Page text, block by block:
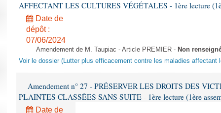
AFFECTANT LES CULTURES VÉGÉTALES - 1ère lecture
Date de
dépôt :
07/06/2024
Amendement de M. Taupiac - Article PREMIER - Non
Voir le dossier (Lutter plus efficacement contre les maladies affectant
Amendement n° 27 - PRÉSERVER LES DROITS DES
PLAINTES CLASSÉES SANS SUITE - 1ère lecture (1ère
Date de